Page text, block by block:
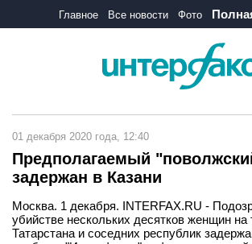
Главное Все новости Фото
01 декабря 2020 года, 12:40
Предполагаемый
задержан в Казани
Москва. 1 декабря. INTERFAX.RU -
убийстве нескольких десятков женщин на
Татарстана и соседних республик